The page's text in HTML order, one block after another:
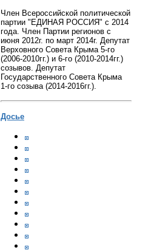
Член Всероссийской политической
партии "ЕДИНАЯ РОССИЯ" с 2014
года. Член Партии регионов с
июня 2012г. по март 2014г. Депутат
Верховного Совета Крыма 5-го
(2006-2010гг.) и 6-го (2010-2014гг.)
созывов. Депутат
Государственного Совета Крыма
1-го созыва (2014-2016гг.).
Досье